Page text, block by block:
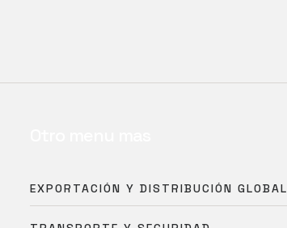
EXPORTACIÓN Y DISTRIBUCIÓN GLOBAL